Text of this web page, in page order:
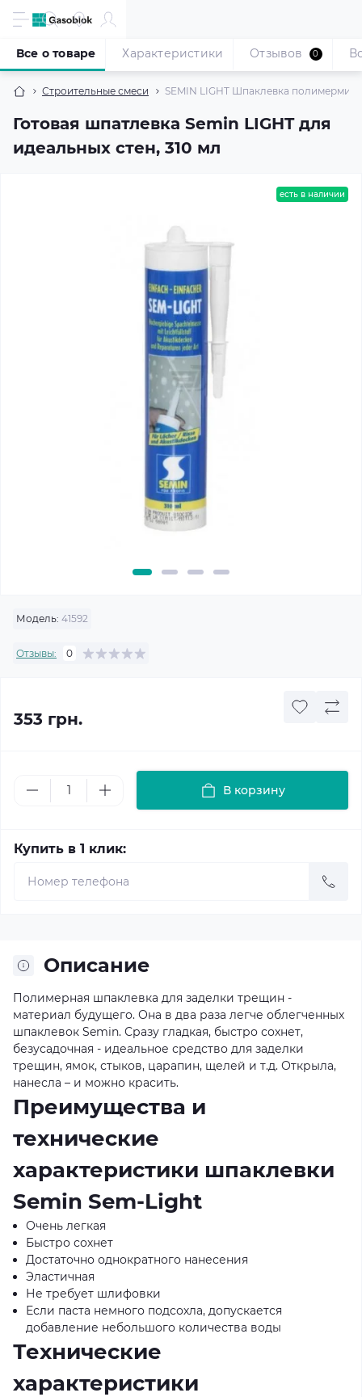
Строительные смеси SEMIN LIGHT Шпаклевка
Готовая шпатлевка Semin LIGHT для
идеальных стен, 310 мл
Все о товаре Характеристики Отзывов 0
есть в наличии
Модель: 41592
Отзывы: 0
353 грн.
В корзину
Купить в 1 клик:
Описание
Полимерная шпаклевка для заделки трещин -
материал будущего. Она в два раза легче облегченных
шпаклевок Semin. Сразу гладкая, быстро сохнет,
безусадочная - идеальное средство для заделки
трещин, ямок, стыков, царапин, щелей и т.д. Открыла,
нанесла – и можно красить.
Преимущества и
технические
характеристики шпаклевки
Semin Sem-Light
Очень легкая
Быстро сохнет
Достаточно однократного нанесения
Эластичная
Не требует шлифовки
Если паста немного подсохла, допускается
добавление небольшого количества воды
Технические
характеристики